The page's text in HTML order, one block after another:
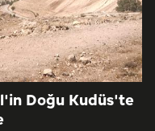
Doğu Kudüs'te